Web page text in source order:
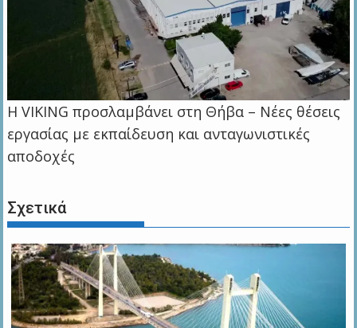
Η VIKING προσλαμβάνει στη Θήβα – Νέες θέσεις
εργασίας με εκπαίδευση και ανταγωνιστικές
αποδοχές
Σχετικά